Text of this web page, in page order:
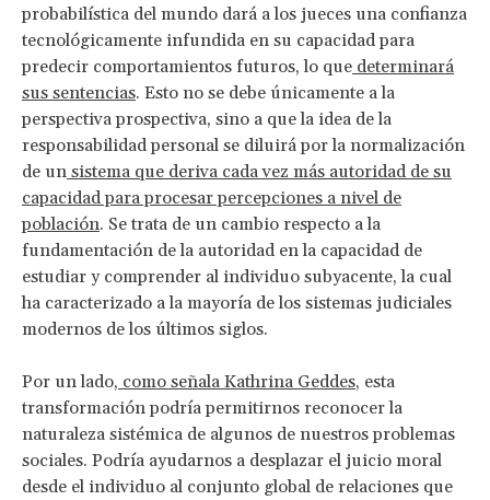
probabilística del mundo dará a los jueces una confianza
tecnológicamente infundida en su capacidad para
predecir comportamientos futuros, lo que determinará
sus sentencias. Esto no se debe únicamente a la
perspectiva prospectiva, sino a que la idea de la
responsabilidad personal se diluirá por la normalización
de un sistema que deriva cada vez más autoridad de su
capacidad para procesar percepciones a nivel de
población. Se trata de un cambio respecto a la
fundamentación de la autoridad en la capacidad de
estudiar y comprender al individuo subyacente, la cual
ha caracterizado a la mayoría de los sistemas judiciales
modernos de los últimos siglos.
Por un lado, como señala Kathrina Geddes, esta
transformación podría permitirnos reconocer la
naturaleza sistémica de algunos de nuestros problemas
sociales. Podría ayudarnos a desplazar el juicio moral
desde el individuo al conjunto global de relaciones que